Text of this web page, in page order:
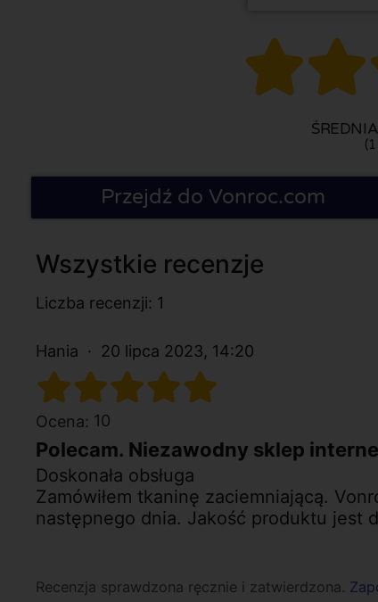

Przejdź do Vonroc.com
Wszystkie recenzje
Liczba recenzji: 1
Hania 20 lipca 2023, 14:20
Ocena: 10
Polecam. Niezawodny sklep
Doskonała obsługa
Zamówiłem tkaninę zaciemniającą.
następnego dnia. Jakość produktu jest
Recenzja sprawdzona ręcznie i zatwierdzona.